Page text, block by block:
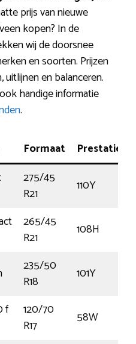
prijs van nieuwe
kopen? In de
wij de doorsnee
en soorten. Prijzen
en balanceren.
handige informatie
.
Formaat Prestatie
275/45
R21
110Y
265/45
R21
108H
235/50
R18
101Y
f
120/70
R17
58W